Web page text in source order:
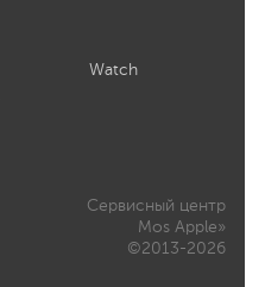
Watch
Сервисный центр
Mos Apple»
©2013-2026